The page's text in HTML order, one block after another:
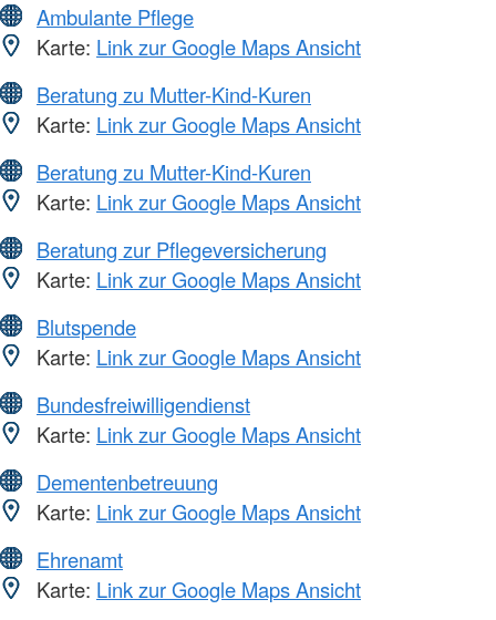
Ambulante Pflege
Karte: Link zur Google Maps Ansicht
Beratung zu Mutter-Kind-Kuren
Karte: Link zur Google Maps Ansicht
Beratung zu Mutter-Kind-Kuren
Karte: Link zur Google Maps Ansicht
Beratung zur Pflegeversicherung
Karte: Link zur Google Maps Ansicht
Blutspende
Karte: Link zur Google Maps Ansicht
Bundesfreiwilligendienst
Karte: Link zur Google Maps Ansicht
Dementenbetreuung
Karte: Link zur Google Maps Ansicht
Ehrenamt
Karte: Link zur Google Maps Ansicht